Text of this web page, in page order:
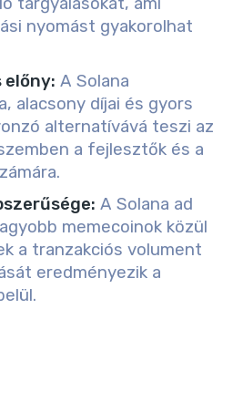
nyomást gyakorolhat
előny: A Solana
alacsony díjai és gyors
alternatívává teszi az
a fejlesztők és a
: A Solana ad
memecoinok közül
a tranzakciós volument
eredményezik a